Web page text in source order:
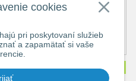
cookies
pri poskytovaní služieb
a zapamätať si vaše